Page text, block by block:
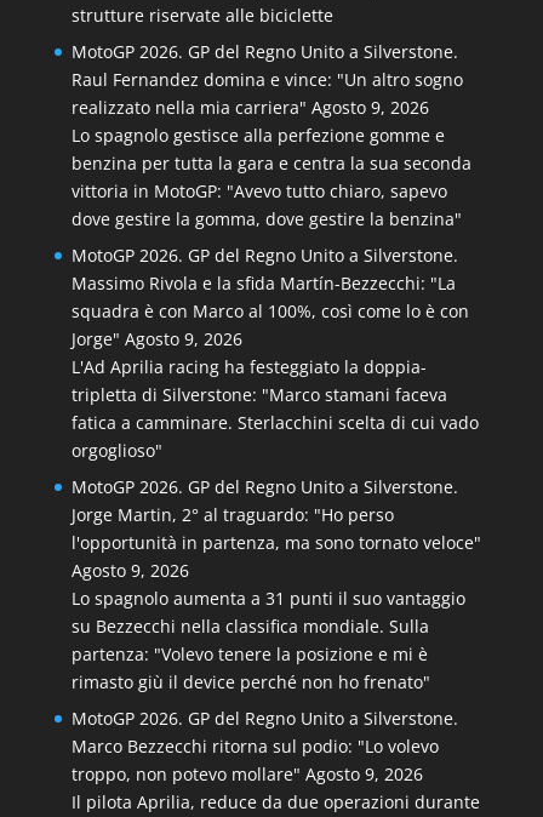
strutture riservate alle biciclette
MotoGP 2026. GP del Regno Unito a Silverstone.
Raul Fernandez domina e vince: "Un altro sogno
realizzato nella mia carriera" Agosto 9, 2026
Lo spagnolo gestisce alla perfezione gomme e
benzina per tutta la gara e centra la sua seconda
vittoria in MotoGP: "Avevo tutto chiaro, sapevo
dove gestire la gomma, dove gestire la benzina"
MotoGP 2026. GP del Regno Unito a Silverstone.
Massimo Rivola e la sfida Martín-Bezzecchi: "La
squadra è con Marco al 100%, così come lo è con
Jorge" Agosto 9, 2026
L'Ad Aprilia racing ha festeggiato la doppia-
tripletta di Silverstone: "Marco stamani faceva
fatica a camminare. Sterlacchini scelta di cui vado
orgoglioso"
MotoGP 2026. GP del Regno Unito a Silverstone.
Jorge Martin, 2° al traguardo: "Ho perso
l'opportunità in partenza, ma sono tornato veloce"
Agosto 9, 2026
Lo spagnolo aumenta a 31 punti il suo vantaggio
su Bezzecchi nella classifica mondiale. Sulla
partenza: "Volevo tenere la posizione e mi è
rimasto giù il device perché non ho frenato"
MotoGP 2026. GP del Regno Unito a Silverstone.
Marco Bezzecchi ritorna sul podio: "Lo volevo
troppo, non potevo mollare" Agosto 9, 2026
Il pilota Aprilia, reduce da due operazioni durante